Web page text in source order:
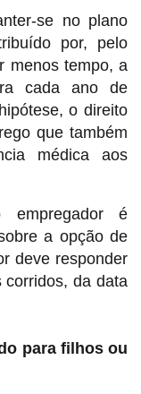
se no plano
por, pelo
menos tempo, a
cada ano de
o direito
que também
médica aos
empregador é
a opção de
deve responder
corridos, da data
para filhos ou